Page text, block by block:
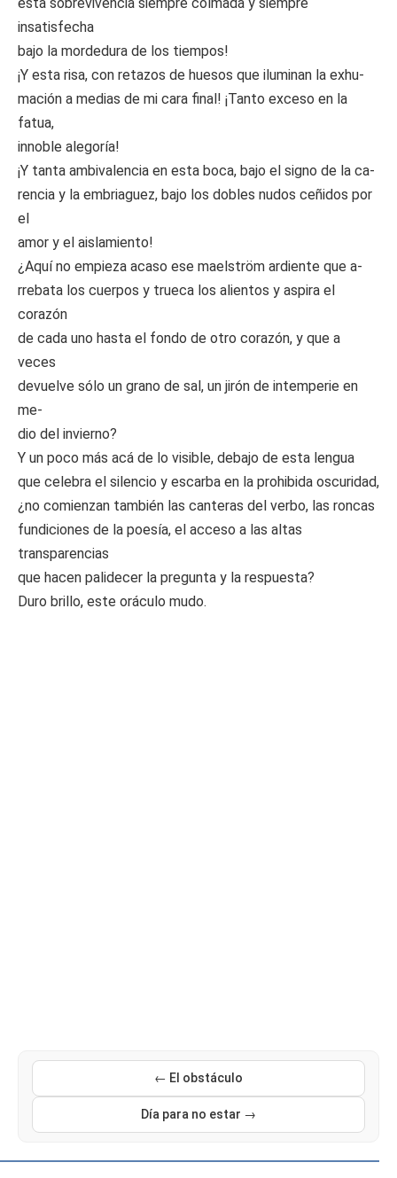
insatisfecha
bajo la mordedura de los tiempos!
¡Y esta risa, con retazos de huesos que iluminan la exhu-
mación a medias de mi cara final! ¡Tanto exceso en la
fatua,
innoble alegoría!
¡Y tanta ambivalencia en esta boca, bajo el signo de la ca-
rencia y la embriaguez, bajo los dobles nudos ceñidos por
el
amor y el aislamiento!
¿Aquí no empieza acaso ese maelström ardiente que a-
rrebata los cuerpos y trueca los alientos y aspira el
corazón
de cada uno hasta el fondo de otro corazón, y que a
veces
devuelve sólo un grano de sal, un jirón de intemperie en
me-
dio del invierno?
Y un poco más acá de lo visible, debajo de esta lengua
que celebra el silencio y escarba en la prohibida oscuridad,
¿no comienzan también las canteras del verbo, las roncas
fundiciones de la poesía, el acceso a las altas
transparencias
que hacen palidecer la pregunta y la respuesta?
Duro brillo, este oráculo mudo.
← El obstáculo
Día para no estar →